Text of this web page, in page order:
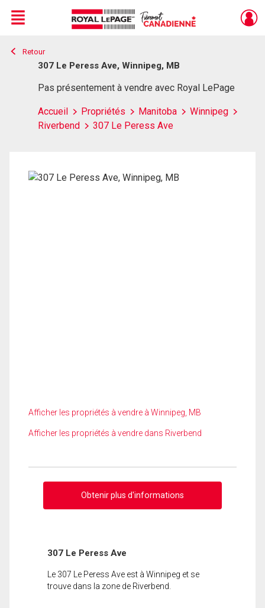
Live
En Direct
Menu
Retour
307 Le Peress Ave, Winnipeg, MB
Pas présentement à vendre avec Royal LePage
Accueil Propriétés Manitoba
Winnipeg
Riverbend
307 Le Peress Ave
Afficher les propriétés à vendre à Winnipeg, MB
Afficher les propriétés à vendre dans Riverbend
Obtenir plus d'informations
307 Le Peress Ave
Le 307 Le Peress Ave est à Winnipeg et se
trouve dans la zone de Riverbend.